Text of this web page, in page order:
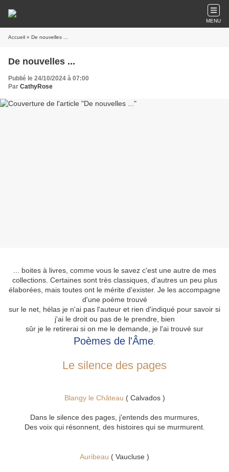
MENU
Accueil » De nouvelles ...
De nouvelles ...
Publié le 24/10/2024 à 07:00
Par CathyRose
... boites à livres, comme vous le savez c'est une autre de mes
collections. Certaines sont très classiques, d'autres un peu plus
élaborées, mais toutes ont le mérite d'exister. Je les accompagne
d'une poème trouvé
sur le net, hélas je n'ai pas l'auteur et rien d'indiqué pour savoir si
j'ai le droit ou pas de le prendre, bien
sûr je le retirerai si on me le demande, je l'ai trouvé sur
Poèmes de l'Âme
Le silence des pages
Blangy le Château ( Calvados )
Dans le silence des pages, j'entends des murmures,
Des voix qui résonnent, des histoires qui se murmurent.
Auribeau ( Vaucluse )